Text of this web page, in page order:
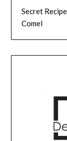
Secret
Comel